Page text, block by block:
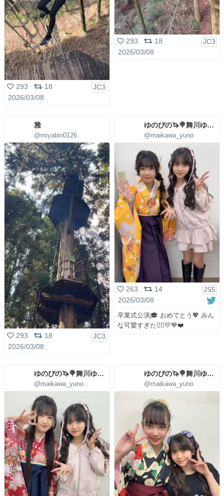
293 18
JC3
2026/03/08
293 18
JC3
2026/03/08
雅
@miyabin0126
293 18
JC3
2026/03/08
ゆのぴの🦄🍭舞川ゆの🩷4/29(水)㊗5周年LIVE
@maikawa_yuno
263 14
JS5
2026/03/08
卒業式公演🎓 おめでとう💖 みん
な可愛すぎた🤦‍♀️💛💙❤️
ゆのぴの🦄🍭舞川ゆの🩷4/29(水)㊗5周年LIVE
@maikawa_yuno
ゆのぴの🦄🍭舞川ゆの🩷4/29(水)㊗5周年LIVE
@maikawa_yuno